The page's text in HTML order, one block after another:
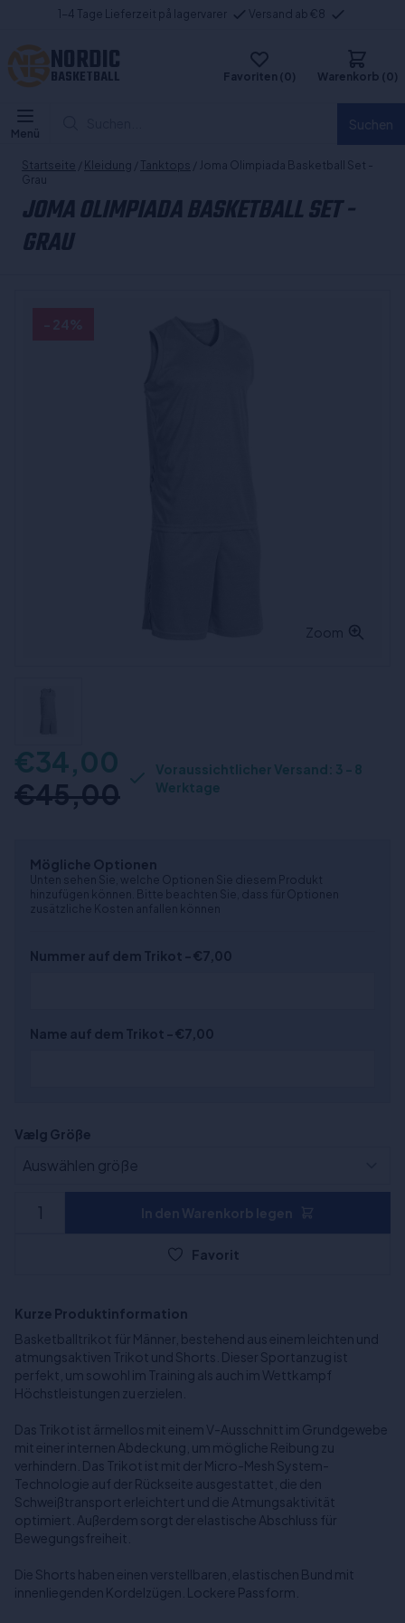
1-4 Tage Lieferzeit på lagervarer Versand ab €8
NORDIC
BASKETBALL Favoriten (0) Warenkorb (0)
Menü
Startseite / Kleidung / Tanktops / Joma Olimpiada Basketball Set -
Grau
JOMA OLIMPIADA BASKETBALL SET -
GRAU
Zoom
€34,00
€45,00
Voraussichtlicher Versand: 3 - 8
Werktage
Mögliche Optionen
Unten sehen Sie, welche Optionen Sie diesem Produkt
hinzufügen können. Bitte beachten Sie, dass für Optionen
zusätzliche Kosten anfallen können
Nummer auf dem Trikot - €7,00
Name auf dem Trikot - €7,00
Vælg Größe
Favorit
Kurze Produktinformation
Basketballtrikot für Männer, bestehend aus einem leichten und
atmungsaktiven Trikot und Shorts. Dieser Sportanzug ist
perfekt, um sowohl im Training als auch im Wettkampf
Höchstleistungen zu erzielen.
Das Trikot ist ärmellos mit einem V-Ausschnitt im Grundgewebe
mit einer internen Abdeckung, um mögliche Reibung zu
verhindern. Das Trikot ist mit der Micro-Mesh System-
Technologie auf der Rückseite ausgestattet, die den
Schweißtransport erleichtert und die Atmungsaktivität
optimiert. Außerdem sorgt der elastische Abschluss für
Bewegungsfreiheit.
Die Shorts haben einen verstellbaren, elastischen Bund mit
innenliegenden Kordelzügen. Lockere Passform.